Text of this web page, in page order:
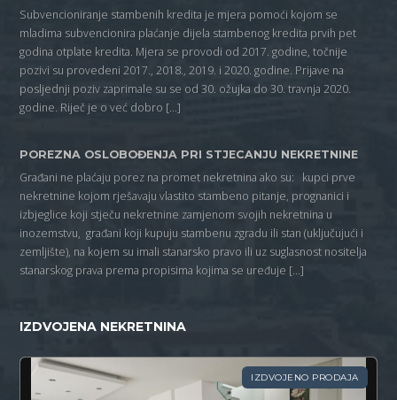
Subvencioniranje stambenih kredita je mjera pomoći kojom se
mladima subvencionira plaćanje dijela stambenog kredita prvih pet
godina otplate kredita. Mjera se provodi od 2017. godine, točnije
pozivi su provedeni 2017., 2018., 2019. i 2020. godine. Prijave na
posljednji poziv zaprimale su se od 30. ožujka do 30. travnja 2020.
godine. Riječ je o već dobro […]
POREZNA OSLOBOĐENJA PRI STJECANJU NEKRETNINE
Građani ne plaćaju porez na promet nekretnina ako su: kupci prve
nekretnine kojom rješavaju vlastito stambeno pitanje, prognanici i
izbjeglice koji stječu nekretnine zamjenom svojih nekretnina u
inozemstvu, građani koji kupuju stambenu zgradu ili stan (uključujući i
zemljište), na kojem su imali stanarsko pravo ili uz suglasnost nositelja
stanarskog prava prema propisima kojima se uređuje […]
IZDVOJENA NEKRETNINA
IZDVOJENO PRODAJA